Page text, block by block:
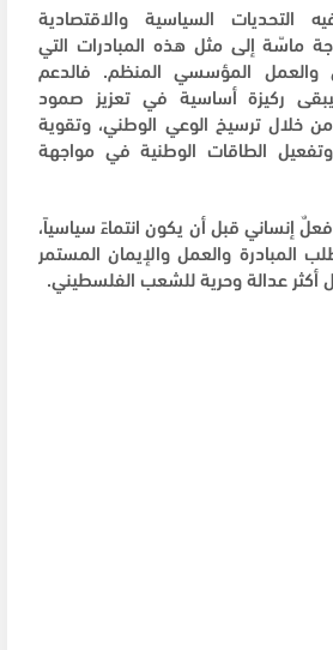
السياسية والاقتصادية
ماسّة إلى مثل هذه المبادرات التي
والعمل المؤسسي المنظم. فالدعم
ركيزة أساسية في تعزيز صمود
خلال ترسيخ الوعي الوطني، وتقوية
الطاقات الوطنية في مواجهة
إنساني قبل أن يكون انتماءً سياسياً،
المبادرة والعمل والإيمان المستمر
أكثر عدالة وحرية للشعب الفلسطيني.